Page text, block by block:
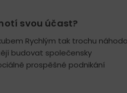
svou účast?
Rychlým tak trochu
budovat společensky
prospěšné podnikání